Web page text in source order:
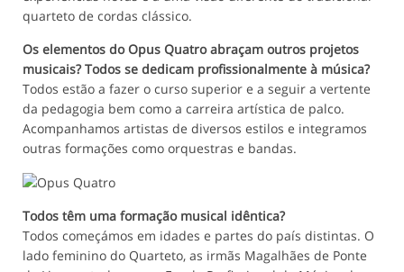
quarteto de cordas clássico.
Os elementos do Opus Quatro abraçam outros projetos
musicais? Todos se dedicam profissionalmente à música?
Todos estão a fazer o curso superior e a seguir a vertente
da pedagogia bem como a carreira artística de palco.
Acompanhamos artistas de diversos estilos e integramos
outras formações como orquestras e bandas.
Todos têm uma formação musical idêntica?
Todos começámos em idades e partes do país distintas. O
lado feminino do Quarteto, as irmãs Magalhães de Ponte